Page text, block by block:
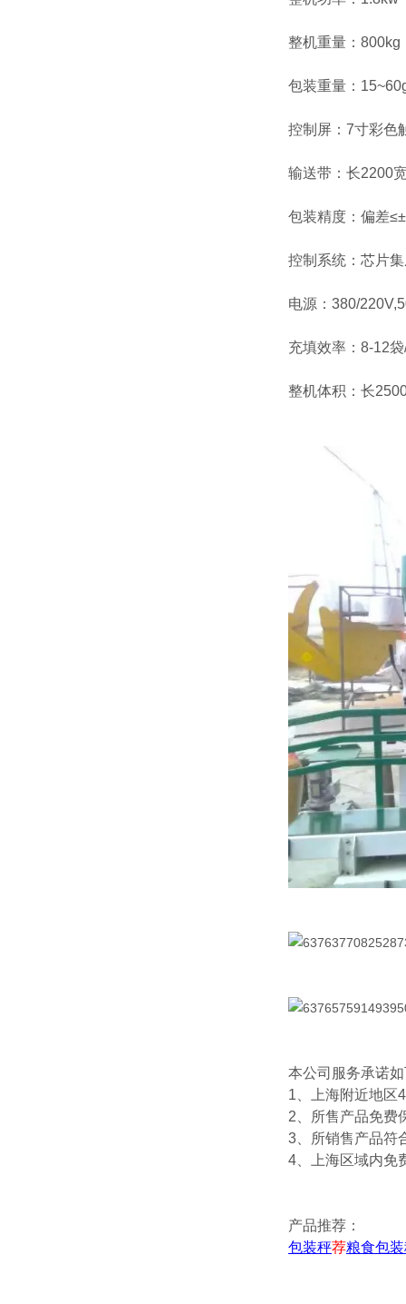
整机重量：800kg
包装重量：
控制屏：7寸彩色
输送带：长2200
包装精度：偏差
控制系统：芯片
电源：380/
充填效率：8-12
整机体积：长
本公司服务承诺
1、上海附近地区
2、所售产品免费
3、所销售产品符
4、上海区域内免
产品推荐：
包装秤荐粮食包